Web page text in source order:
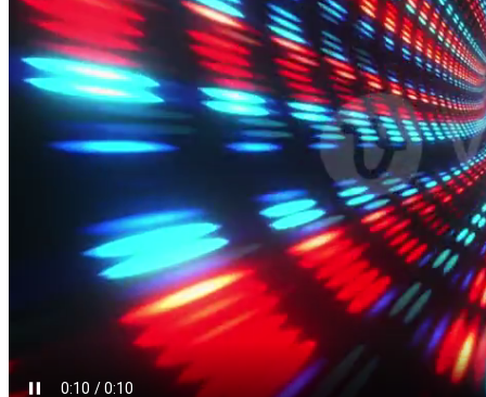
Gráficos en Movimiento
Imágenes Editoriales
Eventos Editoriales